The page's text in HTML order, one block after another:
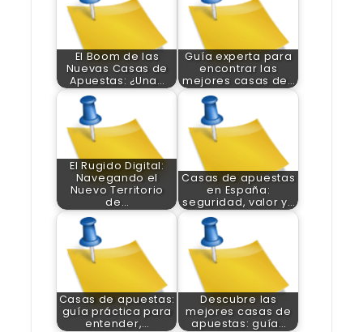
El Boom de las
Nuevas Casas de
Apuestas: ¿Una…
Guía experta para
encontrar las
mejores casas de…
El Rugido Digital:
Navegando el
Nuevo Territorio
de…
Casas de apuestas
en España:
seguridad, valor y…
Casas de apuestas:
guía práctica para
entender,…
Descubre las
mejores casas de
apuestas: guía…